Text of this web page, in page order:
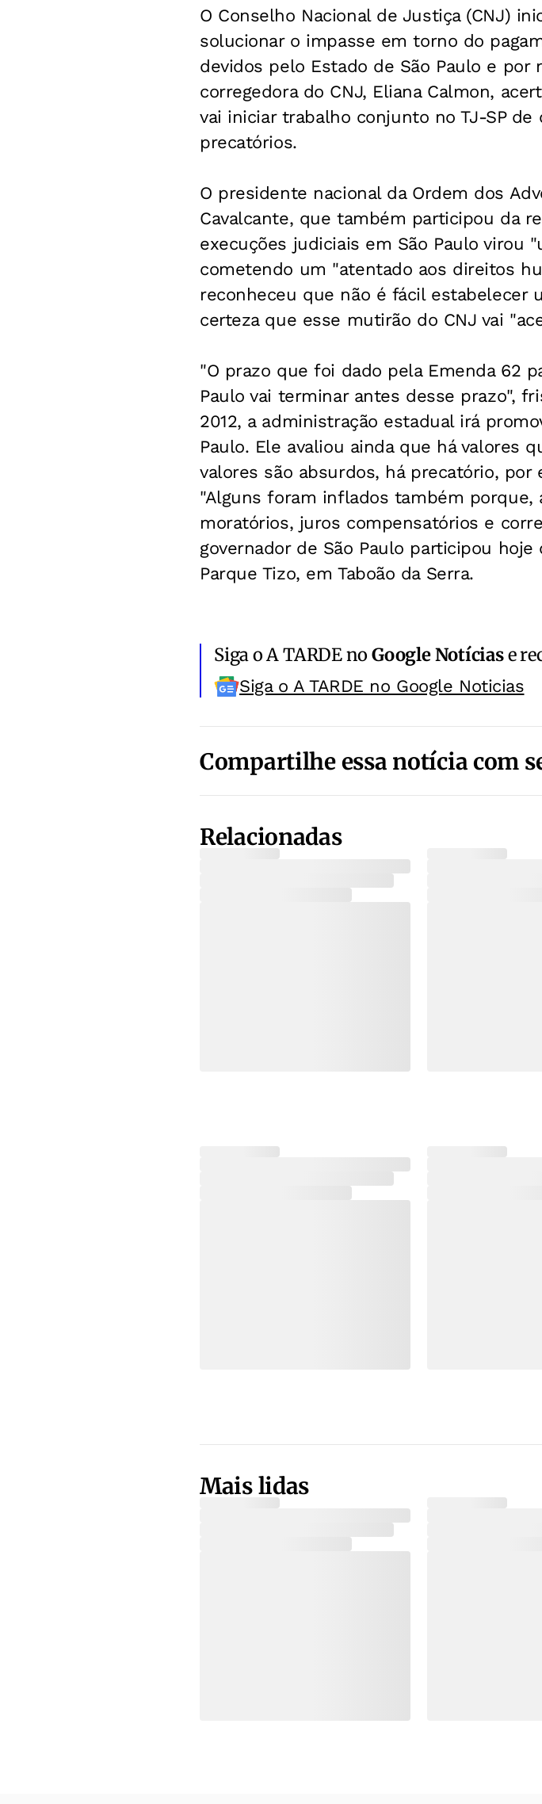
O Conselho Nacional de Justiça (CNJ)
solucionar o impasse em torno do
devidos pelo Estado de São Paulo e por
corregedora do CNJ, Eliana Calmon,
vai iniciar trabalho conjunto no TJ-SP
precatórios.
O presidente nacional da Ordem dos
Cavalcante, que também participou da
execuções judiciais em São Paulo virou
cometendo um "atentado aos direitos
reconheceu que não é fácil estabelecer
certeza que esse mutirão do CNJ vai
"O prazo que foi dado pela Emenda 62
Paulo vai terminar antes desse prazo",
2012, a administração estadual irá
Paulo. Ele avaliou ainda que há valores
valores são absurdos, há precatório, por
"Alguns foram inflados também porque,
moratórios, juros compensatórios e
governador de São Paulo participou
Parque Tizo, em Taboão da Serra.
Siga o A TARDE noGoogle Notíciase
Siga o A TARDE no Google Noticias
Compartilhe essa notícia com
Relacionadas
Mais lidas